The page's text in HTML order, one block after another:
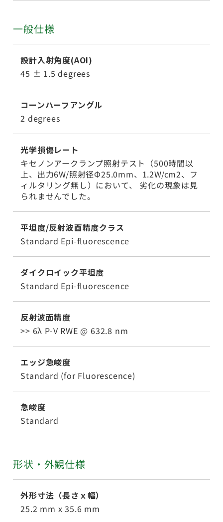
一般仕様
設計入射角度(AOI)
45 ± 1.5 degrees
コーンハーフアングル
2 degrees
光学損傷レート
キセノンアークランプ照射テスト（500時間以
上、出力6W/照射径Φ25.0mm、1.2W/cm2、フ
ィルタリング無し）において、 劣化の現象は見
られませんでした。
平坦度/反射波面精度クラス
Standard Epi-fluorescence
ダイクロイック平坦度
Standard Epi-fluorescence
反射波面精度
>> 6λ P-V RWE @ 632.8 nm
エッジ急峻度
Standard (for Fluorescence)
急峻度
Standard
形状・外観仕様
外形寸法（長さｘ幅）
25.2 mm x 35.6 mm